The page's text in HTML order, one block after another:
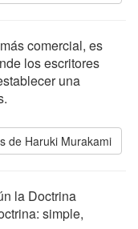
comercial, es
los escritores
una
de Haruki Murakami
la Doctrina
simple,